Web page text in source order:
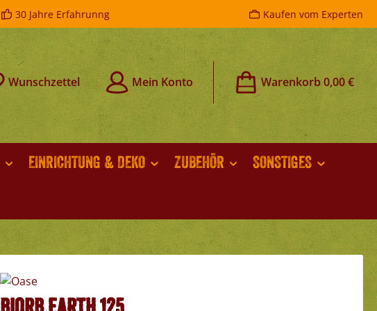
30 Jahre Erfahrunng Kaufen vom Experten
Wunschzettel Mein Konto Warenkorb0,00 €
EINRICHTUNG & DEKO ZUBEHÖR
SONSTIGES